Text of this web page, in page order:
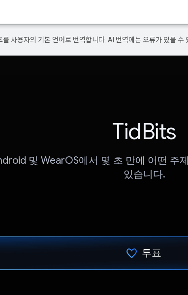
사용자의 기본 언어로 번역합니다. AI 번역에는 오류가 있을 수
TidBits
및 WearOS에서 몇 초 만에 어떤 주
있습니다.
투표